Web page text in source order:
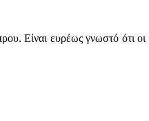
Είναι ευρέως γνωστό ότι οι